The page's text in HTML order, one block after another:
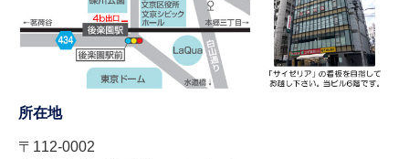
所在地
〒112-0002